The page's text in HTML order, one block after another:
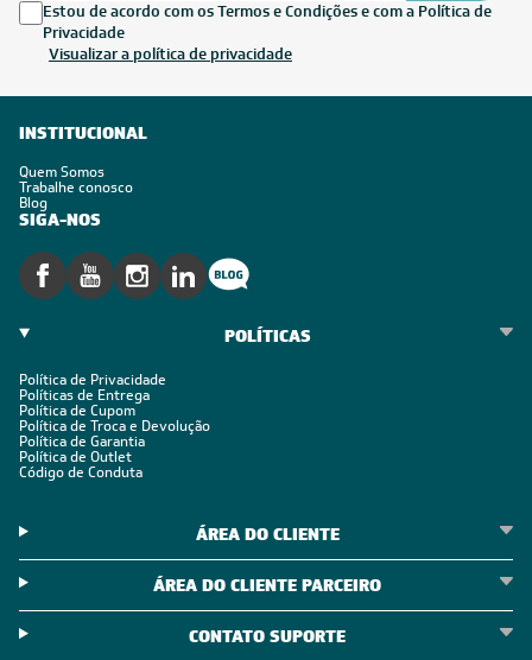
Estou de acordo com os Termos e Condições e com a Política de
Privacidade
Visualizar a política de privacidade
INSTITUCIONAL
Quem Somos
Trabalhe conosco
Blog
SIGA-NOS
POLÍTICAS
Política de Privacidade
Políticas de Entrega
Política de Cupom
Política de Troca e Devolução
Política de Garantia
Política de Outlet
Código de Conduta
ÁREA DO CLIENTE
ÁREA DO CLIENTE PARCEIRO
CONTATO SUPORTE